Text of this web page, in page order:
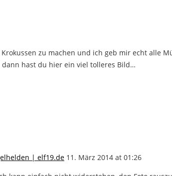
zu machen und ich geb mir echt alle
hast du hier ein viel tolleres Bild…
| elf19.de 11. März 2014 at 01:26